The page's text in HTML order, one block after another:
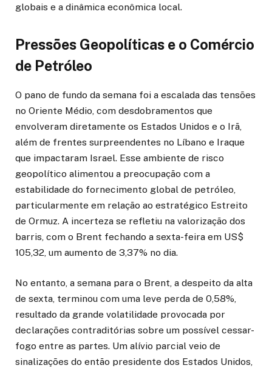
globais e a dinâmica econômica local.
Pressões Geopolíticas e o Comércio
de Petróleo
O pano de fundo da semana foi a escalada das tensões
no Oriente Médio, com desdobramentos que
envolveram diretamente os Estados Unidos e o Irã,
além de frentes surpreendentes no Líbano e Iraque
que impactaram Israel. Esse ambiente de risco
geopolítico alimentou a preocupação com a
estabilidade do fornecimento global de petróleo,
particularmente em relação ao estratégico Estreito
de Ormuz. A incerteza se refletiu na valorização dos
barris, com o Brent fechando a sexta-feira em US$
105,32, um aumento de 3,37% no dia.
No entanto, a semana para o Brent, a despeito da alta
de sexta, terminou com uma leve perda de 0,58%,
resultado da grande volatilidade provocada por
declarações contraditórias sobre um possível cessar-
fogo entre as partes. Um alívio parcial veio de
sinalizações do então presidente dos Estados Unidos,